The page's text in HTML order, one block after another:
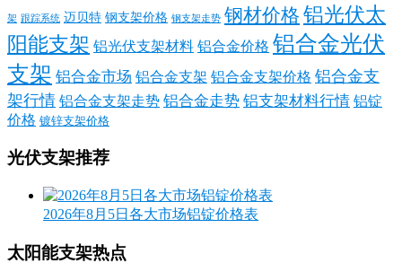
架 跟踪系统 迈贝特 钢支架价格 钢支架走势 钢材价格 铝光伏太
阳能支架 铝光伏支架材料 铝合金价格 铝合金光伏
支架 铝合金市场 铝合金支架 铝合金支架价格 铝合金支
架行情 铝合金支架走势 铝合金走势 铝支架材料行情 铝锭
价格 镀锌支架价格
光伏支架推荐
2026年8月5日各大市场铝锭价格表
太阳能支架热点